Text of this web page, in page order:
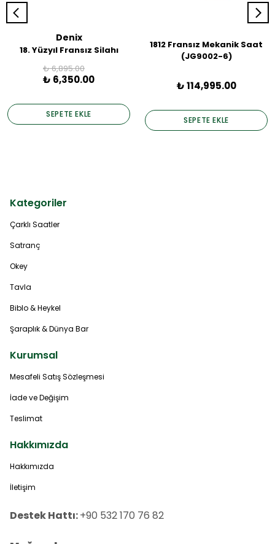
Denix
18. Yüzyıl Fransız Silahı
₺ 6,895.00
₺ 6,350.00
SEPETE EKLE
1812 Fransız Mekanik Saat
(JG9002-6)
₺ 114,995.00
SEPETE EKLE
Kategoriler
Çarklı Saatler
Satranç
Okey
Tavla
Biblo & Heykel
Şaraplık & Dünya Bar
Kurumsal
Mesafeli Satış Sözleşmesi
İade ve Değişim
Teslimat
Hakkımızda
Hakkımızda
İletişim
Destek Hattı:+90 532 170 76 82